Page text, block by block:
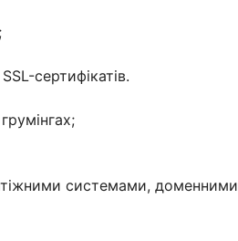
сертифікатів.
системами, доменними